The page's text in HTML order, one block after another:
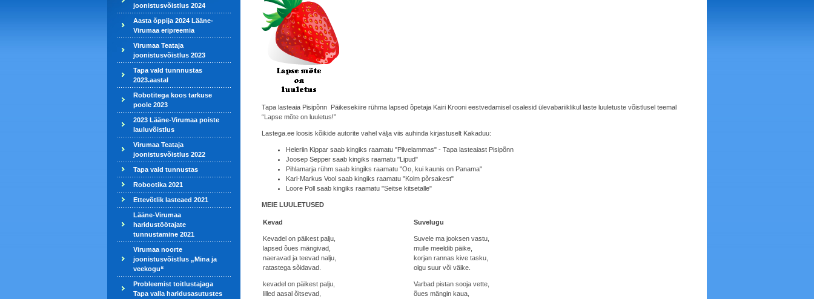
joonistusvõistlus 2024
Aasta õppija 2024 Lääne-
Virumaa eripreemia
Virumaa Teataja
joonistusvõistlus 2023
Tapa vald tunnnustas
2023.aastal
Robotitega koos tarkuse
poole 2023
2023 Lääne-Virumaa poiste
lauluvõistlus
Virumaa Teataja
joonistusvõistlus 2022
Tapa vald tunnustas
Robootika 2021
Ettevõtlik lasteaed 2021
Lääne-Virumaa
haridustöötajate
tunnustamine 2021
Virumaa noorte
joonistusvõistlus „Mina ja
veekogu“
Probleemist toitlustajaga
Tapa valla haridusasutustes
Tapa lasteaia Pisipõnn Päikesekiire rühma lapsed õpetaja Kairi Krooni eestvedamisel osalesid ülevabariiklikul laste luuletuste võistlusel teemal
“Lapse mõte on luuletus!”
Lastega.ee loosis kõikide autorite vahel välja viis auhinda kirjastuselt Kakaduu:
Heleriin Kippar saab kingiks raamatu "Pilvelammas" - Tapa lasteaiast Pisipõnn
Joosep Sepper saab kingiks raamatu "Lipud"
Pihlamarja rühm saab kingiks raamatu "Oo, kui kaunis on Panama"
Karl-Markus Vool saab kingiks raamatu "Kolm põrsakest"
Loore Poll saab kingiks raamatu "Seitse kitsetalle"
MEIE LUULETUSED
Kevad
Kevadel on päikest palju,
lapsed õues mängivad,
naeravad ja teevad nalju,
ratastega sõidavad.
kevadel on päikest palju,
lilled aasal õitsevad,
Suvelugu
Suvele ma jooksen vastu,
mulle meeldib päike,
korjan rannas kive tasku,
olgu suur või väike.
Varbad pistan sooja vette,
õues mängin kaua,